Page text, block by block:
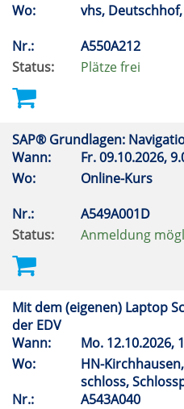
Wo:
vhs,
Nr.:
A550A212
Status:
Plätze frei
SAP® Grundlagen:
Wann:
Fr.09.10.2026,
Wo:
Online-Kurs
Nr.:
A549A001D
Status:
Anmeldung
Mit dem (eigenen) Laptop
der EDV
Wann:
Mo. 12.10.2026,
Wo:
HN-
schloss,
Nr.:
A543A040